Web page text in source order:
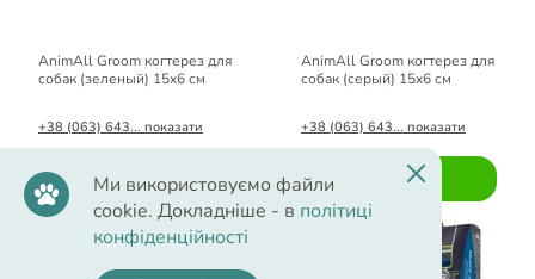
AnimAll Groom когтерез для
собак (зеленый) 15x6 см
+38 (063) 643... показати
Купити
AnimAll Groom когтерез для
собак (серый) 15x6 см
+38 (063) 643... показати
Купити
Ми використовуємо файли
cookie. Докладніше - в політиці
конфіденційності